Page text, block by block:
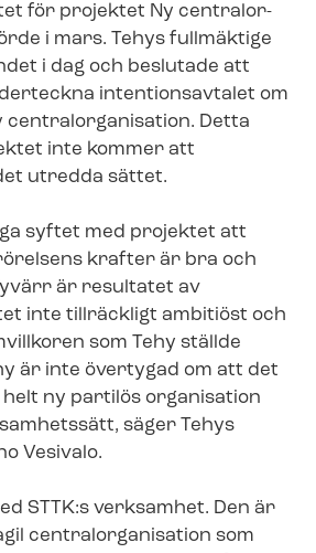
för projektet Ny cen­tral­or­
i mars. Tehys fullmäktige
i dag och beslutade att
intentionsavtalet om
cen­tral­or­ga­ni­sa­tion. Detta
inte kommer att
utredda sättet.
syftet med projektet att
krafter är bra och
är resultatet av
inte tillräckligt ambitiöst och
som Tehy ställde
är inte övertygad om att det
ny partilös organisation
säger Tehys
Vesivalo.
STTK:s verksamhet. Den är
cen­tral­or­ga­ni­sa­tion som